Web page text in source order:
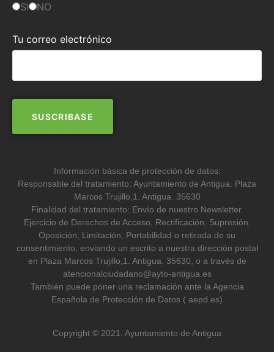
SI NO
Tu correo electrónico
Información básica de protección de datos:
Responsable del tratamiento: Ayuntamiento de Antigua. Plaza
Marcos Trujillo,1. Antigua. 35630
Finalidad del tratamiento: Envío de nuestro Newsletter.
Ejercicio de Derechos de Acceso, Rectificación, Supresión,
Oposición, Limitación, Portabilidad o retirada de su
consentimiento, enviando un escrito a nuestra dirección postal
en Plaza Marcos Trujillo,1. Antigua. 35630, o a través de
atencionalciudadano@ayto-antigua.es
También puede poner una reclamación ante la Agencia
Española de Protección de Datos ( aepd.es)
Copyright © 2021. Ayuntamiento de Antigua